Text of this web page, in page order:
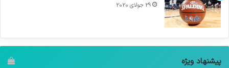
29 جولای 2020
پیشنهاد ویژه